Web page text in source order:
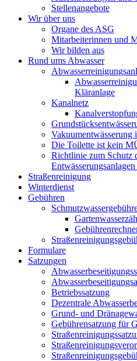
Stellenangebote
Wir über uns
Organe des ASG
Mitarbeiterinnen und
Wir bilden aus
Rund ums Abwasser
Kläranlage
Kanalnetz
Vakuumentwässerung
Die Toilette ist kein
Richtlinie zum Schutz
Straßenreinigung
Winterdienst
Gebühren
Formulare
Satzungen
Betriebssatzung
Dezentrale
Grund- und
Gebührensatzung für